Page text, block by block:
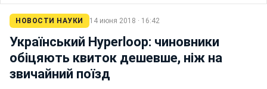
НОВОСТИ НАУКИ 14 июня 2018 · 16:42
Український Hyperloop: чиновники
обіцяють квиток дешевше, ніж на
звичайний поїзд